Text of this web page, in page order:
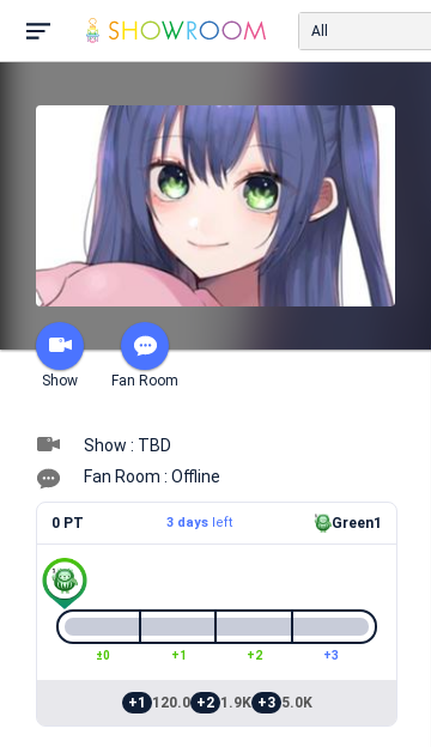
All
Show Fan Room
Show : TBD
Fan Room : Offline
0 PT 3 daysleft Green1
±0 +1 +2 +3
+1 120.0 +2 1.9K +3 5.0K